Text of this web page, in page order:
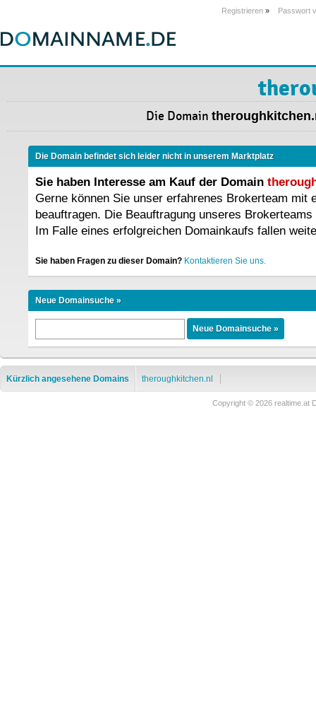
Registrieren » Passwort
Die Domain
Die Domain befindet sich leider nicht in unserem Marktplatz
Sie haben Interesse am Kauf der Domain
Gerne können Sie unser erfahrenes Brokerteam mit
beauftragen. Die Beauftragung unseres
Im Falle eines erfolgreichen Domainkaufs fallen
Sie haben Fragen zu dieser Domain? Kontaktieren Sie uns.
Neue Domainsuche »
Kürzlich angesehene Domains theroughkitchen.nl
Copyright © 2026